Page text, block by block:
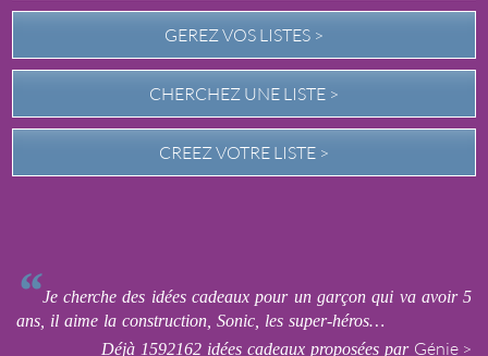
GEREZ VOS LISTES >
CHERCHEZ UNE LISTE >
CREEZ VOTRE LISTE >
“Je cherche des idées cadeaux pour un garçon qui va avoir 5
ans, il aime la construction, Sonic, les super-héros…
Déjà 1592162 idées cadeaux proposées par Génie >